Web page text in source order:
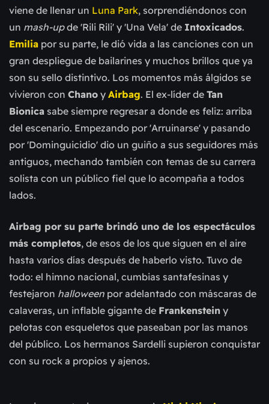
viene de llenar un Luna Park, sorprendiéndonos con
un mash-upde 'Rili Rili' y 'Una Vela' de Intoxicados.
Emilia por su parte, le dió vida a las canciones con un
gran despliegue de bailarines y muchos brillos que ya
son su sello distintivo. Los momentos más álgidos se
vivieron con Chano y Airbag. El ex-líder de Tan
Bionica sabe siempre regresar a donde es feliz: arriba
del escenario. Empezando por 'Arruinarse' y pasando
por 'Dominguicidio' dio un guiño a sus seguidores más
antiguos, mechando también con temas de su carrera
solista con un público fiel que lo acompaña a todos
lados.
Airbag por su parte brindó uno de los espectáculos
más completos, de esos de los que siguen en el aire
hasta varios días después de haberlo visto. Tuvo de
todo: el himno nacional, cumbias santafesinas y
festejaron halloween por adelantado con máscaras de
calaveras, un inflable gigante de Frankenstein y
pelotas con esqueletos que paseaban por las manos
del público. Los hermanos Sardelli supieron conquistar
con su rock a propios y ajenos.